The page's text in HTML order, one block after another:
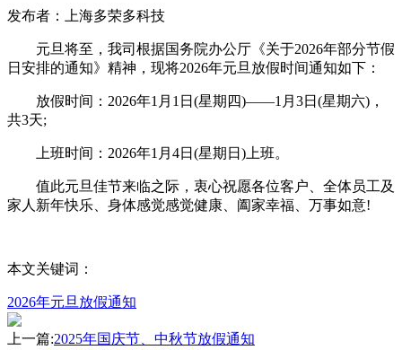
发布者：上海多荣多科技
元旦将至，我司根据国务院办公厅《关于2026年部分节假
日安排的通知》精神，现将2026年元旦放假时间通知如下：
放假时间：2026年1月1日(星期四)——1月3日(星期六)，
共3天;
上班时间：2026年1月4日(星期日)上班。
值此元旦佳节来临之际，衷心祝愿各位客户、全体员工及
家人新年快乐、身体感觉感觉健康、阖家幸福、万事如意!
本文关键词：
2026年元旦放假通知
上一篇:2025年国庆节、中秋节放假通知